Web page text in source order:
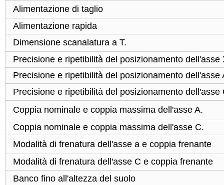
Alimentazione di taglio
Alimentazione rapida
Dimensione scanalatura a T.
Precisione e ripetibilità del posizionamento dell'asse
Precisione e ripetibilità del posizionamento dell'asse
Precisione e ripetibilità del posizionamento dell'asse
Coppia nominale e coppia massima dell'asse A.
Coppia nominale e coppia massima dell'asse C.
Modalità di frenatura dell'asse a e coppia frenante
Modalità di frenatura dell'asse C e coppia frenante
Banco fino all'altezza del suolo